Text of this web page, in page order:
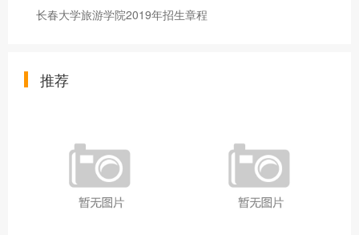
长春大学旅游学院2019年招生章程
推荐